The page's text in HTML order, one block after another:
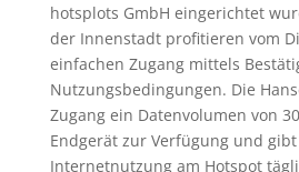
hotsplots GmbH eingerichtet
der Innenstadt profitieren vom
einfachen Zugang mittels
Nutzungsbedingungen. Die
Zugang ein Datenvolumen von
Endgerät zur Verfügung und
Internetnutzung am Hotspot